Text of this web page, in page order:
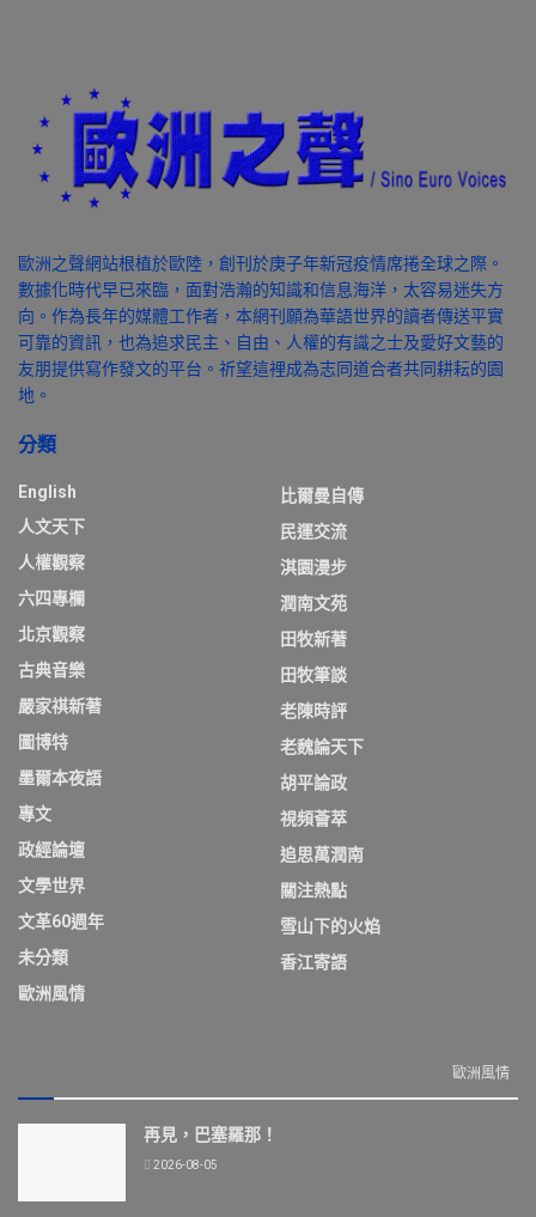
歐洲之聲網站根植於歐陸，創刊於庚子年新冠疫情席捲全球之際。
數據化時代早已來臨，面對浩瀚的知識和信息海洋，太容易迷失方
向。作為長年的媒體工作者，本網刊願為華語世界的讀者傳送平實
可靠的資訊，也為追求民主、自由、人權的有識之士及愛好文藝的
友朋提供寫作發文的平台。祈望這裡成為志同道合者共同耕耘的園
地。
分類
English
人文天下
人權觀察
六四專欄
北京觀察
古典音樂
嚴家祺新著
圖博特
墨爾本夜語
專文
政經論壇
文學世界
文革60週年
未分類
歐洲風情
比爾曼自傳
民運交流
淇園漫步
潤南文苑
田牧新著
田牧筆談
老陳時評
老魏論天下
胡平論政
視頻薈萃
追思萬潤南
關注熱點
雪山下的火焰
香江寄語
歐洲風情
再見，巴塞羅那！
2026-08-05